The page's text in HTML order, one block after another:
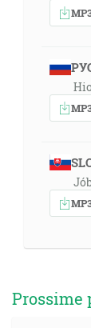
Prossime